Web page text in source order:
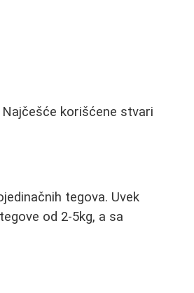
korišćene stvari
tegova. Uvek
od 2-5kg, a sa